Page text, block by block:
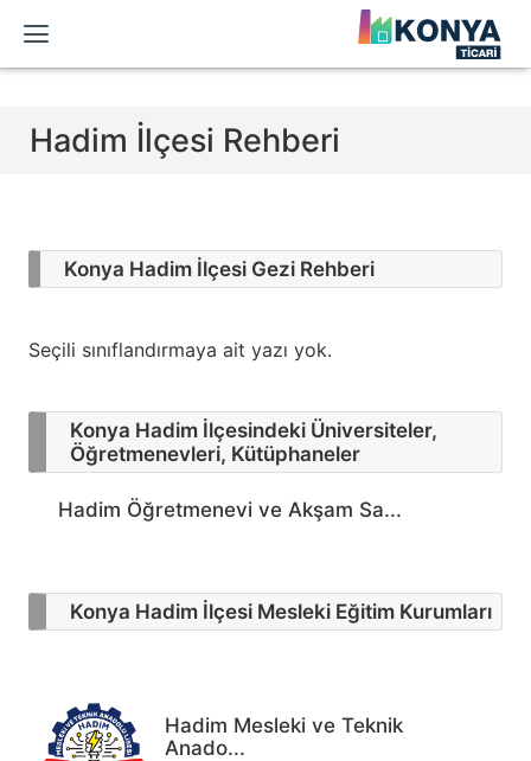
Hadim İlçesi Rehberi
Konya Hadim İlçesi Gezi Rehberi
Seçili sınıflandırmaya ait yazı yok.
Konya Hadim İlçesindeki Üniversiteler,
Öğretmenevleri, Kütüphaneler
Hadim Öğretmenevi ve Akşam Sa...
Konya Hadim İlçesi Mesleki Eğitim Kurumları
Hadim Mesleki ve Teknik
Anado...